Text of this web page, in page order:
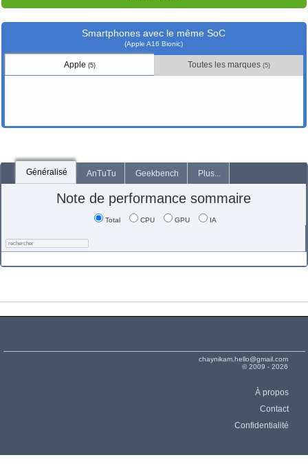
Smartphones avec le même SoC
(Apple A16 Bionic)
Apple (5) Toutes les marques (5)
Généralisé AnTuTu Geekbench Plus...
Note de performance sommaire
Total CPU GPU IA
chaynikam.hello@gmail.com
© 2009 - 2026
À propos
Contact
Confidentialité